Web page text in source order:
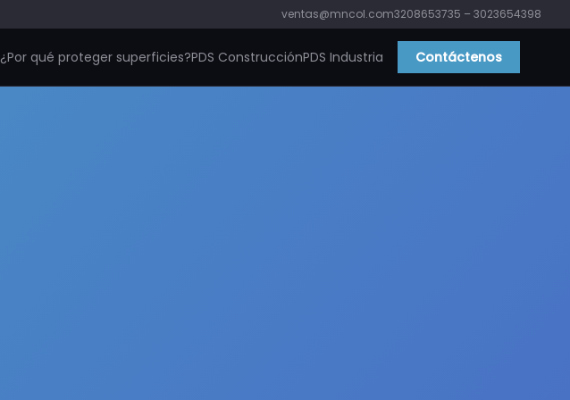
ventas@mncol.com3208653735 – 3023654398
¿Por qué proteger superficies?PDS ConstrucciónPDS Industria Contáctenos